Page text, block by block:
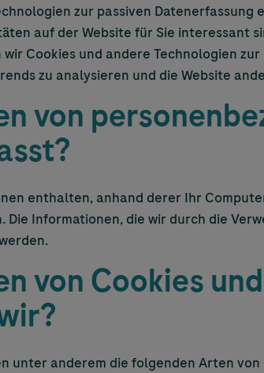
zur passiven
auf der Website für Sie interessant
Cookies und andere Technologien
zu analysieren und die Website
von
enthalten, anhand derer Ihr
Die Informationen, die wir durch die
von Cookies
unter anderem die folgenden Arten